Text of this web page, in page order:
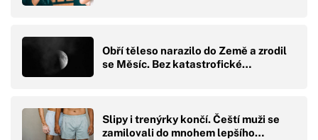
Obří těleso narazilo do Země a zrodil
se Měsíc. Bez katastrofické…
Slipy i trenýrky končí. Čeští muži se
zamilovali do mnohem lepšího…